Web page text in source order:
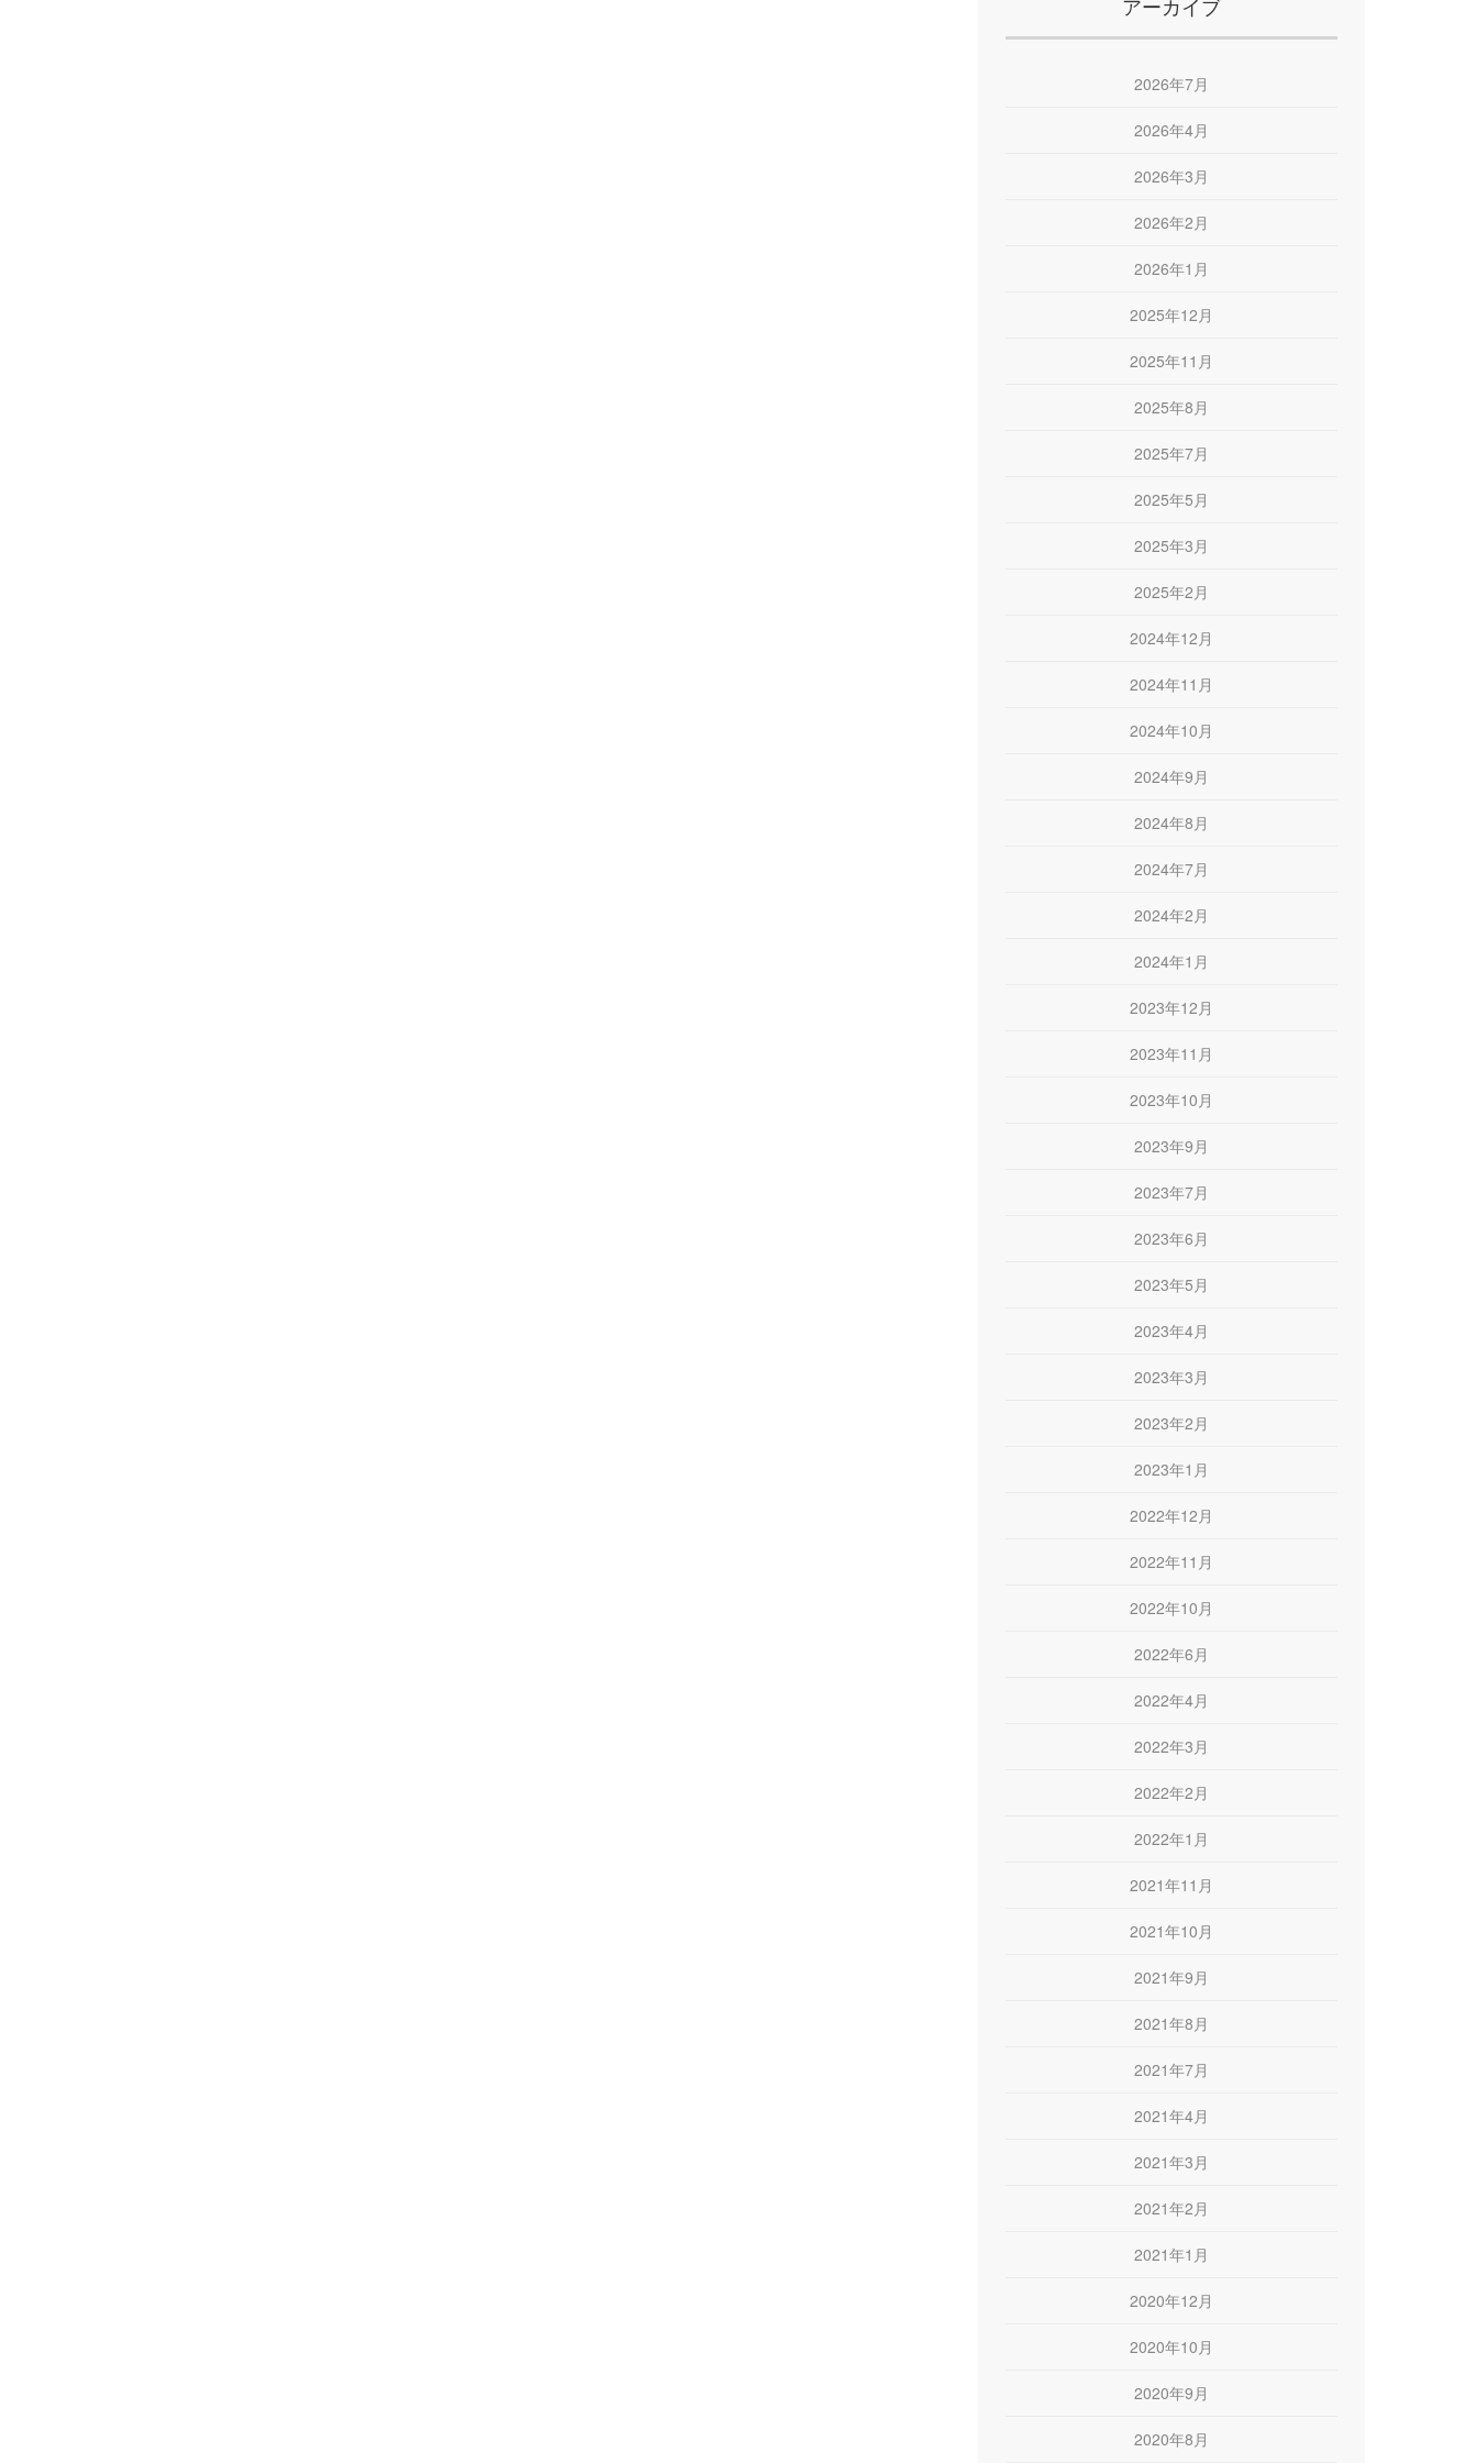
2026年7月
2026年4月
2026年3月
2026年2月
2026年1月
2025年12月
2025年11月
2025年8月
2025年7月
2025年5月
2025年3月
2025年2月
2024年12月
2024年11月
2024年10月
2024年9月
2024年8月
2024年7月
2024年2月
2024年1月
2023年12月
2023年11月
2023年10月
2023年9月
2023年7月
2023年6月
2023年5月
2023年4月
2023年3月
2023年2月
2023年1月
2022年12月
2022年11月
2022年10月
2022年6月
2022年4月
2022年3月
2022年2月
2022年1月
2021年11月
2021年10月
2021年9月
2021年8月
2021年7月
2021年4月
2021年3月
2021年2月
2021年1月
2020年12月
2020年10月
2020年9月
2020年8月